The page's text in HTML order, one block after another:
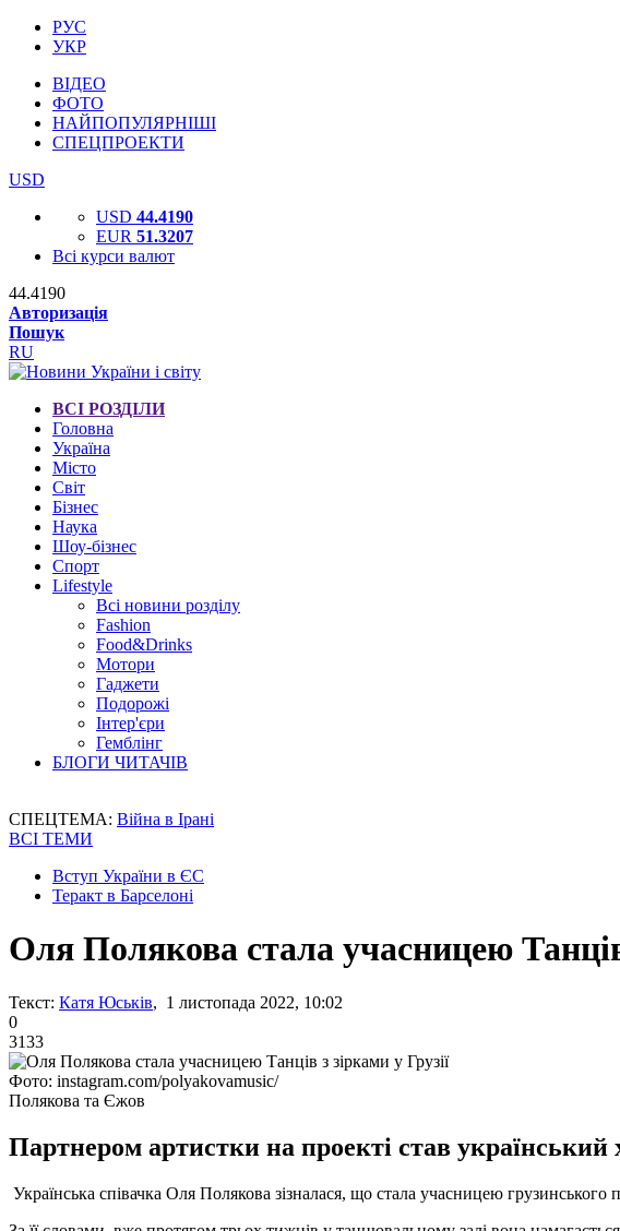
РУС
УКР
ВІДЕО
ФОТО
НАЙПОПУЛЯРНІШІ
СПЕЦПРОЕКТИ
USD
USD 44.4190
EUR 51.3207
Всі курси валют
44.4190
Авторизація
Пошук
RU
ВСІ РОЗДІЛИ
Головна
Україна
Місто
Світ
Бізнес
Наука
Шоу-бізнес
Спорт
Lifestyle
Всі новини розділу
Fashion
Food&Drinks
Мотори
Гаджети
Подорожі
Інтер'єри
Гемблінг
БЛОГИ ЧИТАЧІВ
СПЕЦТЕМА: Війна в Ірані
ВСІ ТЕМИ
Вступ України в ЄС
Теракт в Барселоні
Оля Полякова стала учасницею Танців
Текст: Катя Юськів, 1 листопада 2022, 10:02
0
3133
Фото: instagram.com/polyakovamusic/
Полякова та Єжов
Партнером артистки на проекті став
Українська співачка Оля Полякова зізналася, що стала учасницею грузинського